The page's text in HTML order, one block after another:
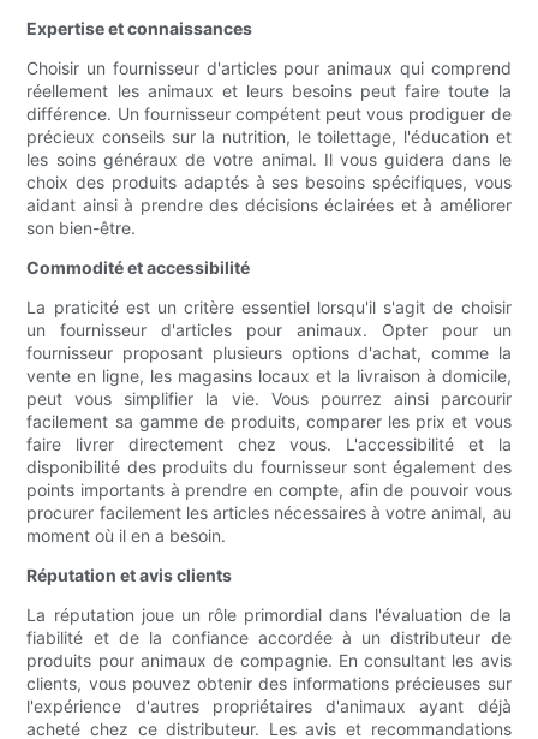
Expertise et connaissances
Choisir un fournisseur d'articles pour animaux qui comprend
réellement les animaux et leurs besoins peut faire toute la
différence. Un fournisseur compétent peut vous prodiguer de
précieux conseils sur la nutrition, le toilettage, l'éducation et
les soins généraux de votre animal. Il vous guidera dans le
choix des produits adaptés à ses besoins spécifiques, vous
aidant ainsi à prendre des décisions éclairées et à améliorer
son bien-être.
Commodité et accessibilité
La praticité est un critère essentiel lorsqu'il s'agit de choisir
un fournisseur d'articles pour animaux. Opter pour un
fournisseur proposant plusieurs options d'achat, comme la
vente en ligne, les magasins locaux et la livraison à domicile,
peut vous simplifier la vie. Vous pourrez ainsi parcourir
facilement sa gamme de produits, comparer les prix et vous
faire livrer directement chez vous. L'accessibilité et la
disponibilité des produits du fournisseur sont également des
points importants à prendre en compte, afin de pouvoir vous
procurer facilement les articles nécessaires à votre animal, au
moment où il en a besoin.
Réputation et avis clients
La réputation joue un rôle primordial dans l'évaluation de la
fiabilité et de la confiance accordée à un distributeur de
produits pour animaux de compagnie. En consultant les avis
clients, vous pouvez obtenir des informations précieuses sur
l'expérience d'autres propriétaires d'animaux ayant déjà
acheté chez ce distributeur. Les avis et recommandations